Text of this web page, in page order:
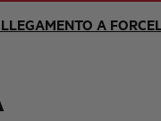
A